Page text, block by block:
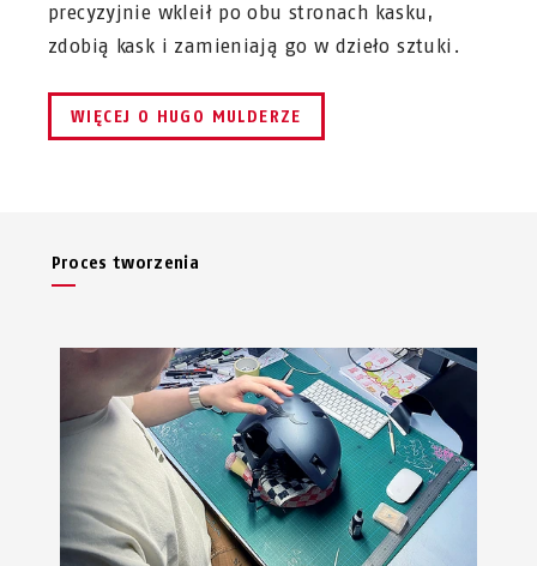
precyzyjnie wkleił po obu stronach kasku,
zdobią kask i zamieniają go w dzieło sztuki.
WIĘCEJ O HUGO MULDERZE
Proces tworzenia